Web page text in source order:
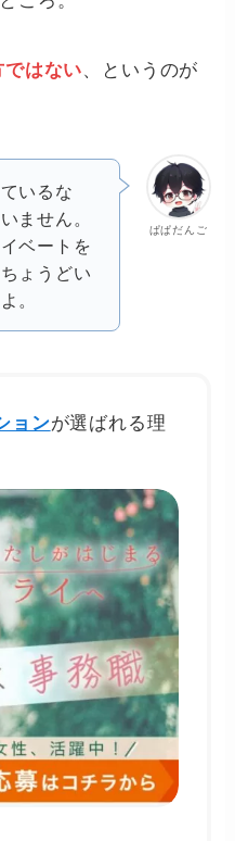
はない、というのが
ぱぱだんご
いるな
ません。
ベートを
ょうどい
。
ョンが選ばれる理